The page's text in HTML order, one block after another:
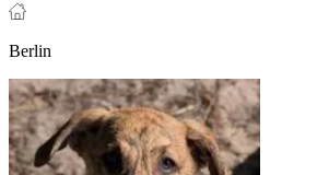
Berlin